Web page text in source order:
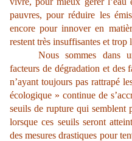
pauvres, pour réduire les
encore pour innover en
restent très insuffisantes et trop
Nous sommes dans
facteurs de dégradation et des
n’ayant toujours pas rattrapé
écologique » continue de
seuils de rupture qui semblent
lorsque ces seuils seront
des mesures drastiques pour